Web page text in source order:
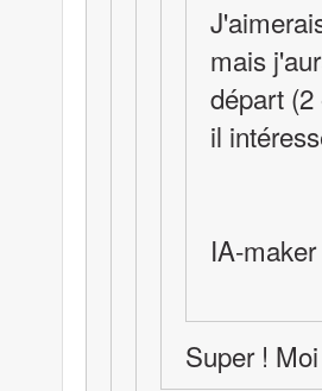
mais
départ
il
IA-maker
Super !